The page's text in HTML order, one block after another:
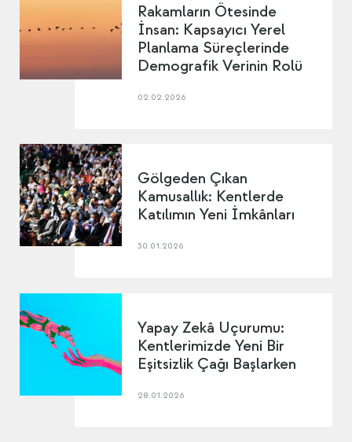
Rakamların Ötesinde
İnsan: Kapsayıcı Yerel
Planlama Süreçlerinde
Demografik Verinin Rolü
02.02.2026
Gölgeden Çıkan
Kamusallık: Kentlerde
Katılımın Yeni İmkânları
30.01.2026
Yapay Zekâ Uçurumu:
Kentlerimizde Yeni Bir
Eşitsizlik Çağı Başlarken
28.01.2026